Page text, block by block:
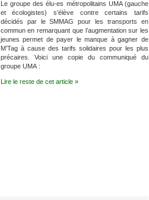
Le groupe des élu-es métropolitains UMA (gauche
et écologistes) s’élève contre certains tarifs
décidés par le SMMAG pour les transports en
commun en remarquant que l’augmentation sur les
jeunes permet de payer le manque à gagner de
M’Tag à cause des tarifs solidaires pour les plus
précaires. Voici une copie du communiqué du
groupe UMA :
Lire le reste de cet article »